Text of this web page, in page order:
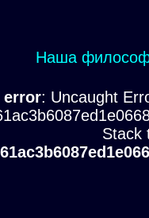
Наша
error: Uncaught
Stack